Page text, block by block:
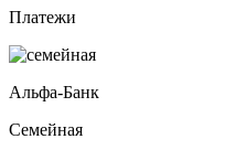
Платежи
Альфа-Банк
Семейная